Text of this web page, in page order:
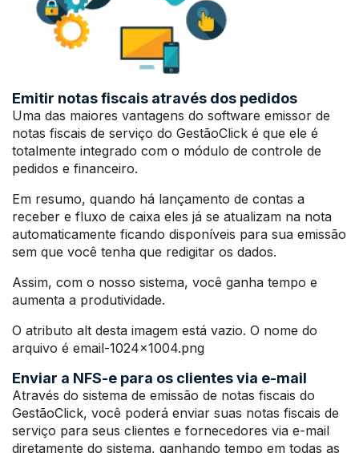
Emitir notas fiscais através dos pedidos
Uma das maiores vantagens do software emissor de
notas fiscais de serviço do GestãoClick é que ele é
totalmente integrado com o módulo de controle de
pedidos e financeiro.
Em resumo, quando há lançamento de contas a
receber e fluxo de caixa eles já se atualizam na nota
automaticamente ficando disponíveis para sua emissão
sem que você tenha que redigitar os dados.
Assim, com o nosso sistema, você ganha tempo e
aumenta a produtividade.
O atributo alt desta imagem está vazio. O nome do
arquivo é email-1024×1004.png
Enviar a NFS-e para os clientes via e-mail
Através do sistema de emissão de notas fiscais do
GestãoClick, você poderá enviar suas notas fiscais de
serviço para seus clientes e fornecedores via e-mail
diretamente do sistema, ganhando tempo em todas as